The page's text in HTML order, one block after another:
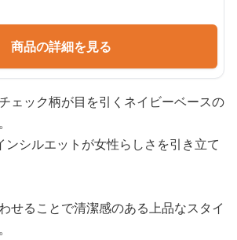
商品の詳細を見る
ェック柄が目を引くネイビーベースの
ンシルエットが女性らしさを引き立て
せることで清潔感のある上品なスタイ